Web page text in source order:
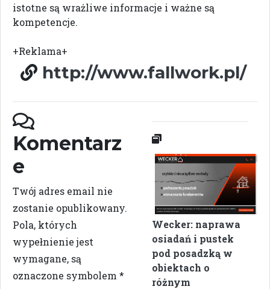
istotne są wrażliwe informacje i ważne są
kompetencje.
+Reklama+
http://www.fallwork.pl/
Komentarz
e
Twój adres email nie
zostanie opublikowany.
Pola, których
wypełnienie jest
wymagane, są
oznaczone symbolem *
Wecker: naprawa
osiadań i pustek
pod posadzką w
obiektach o
różnym